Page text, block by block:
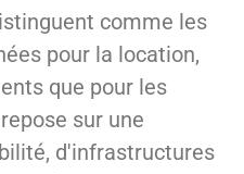
comme les
pour la location,
que pour les
sur une
d'infrastructures